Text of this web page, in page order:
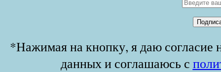
*Нажимая на кнопку, я даю согласие
данных и соглашаюсь с